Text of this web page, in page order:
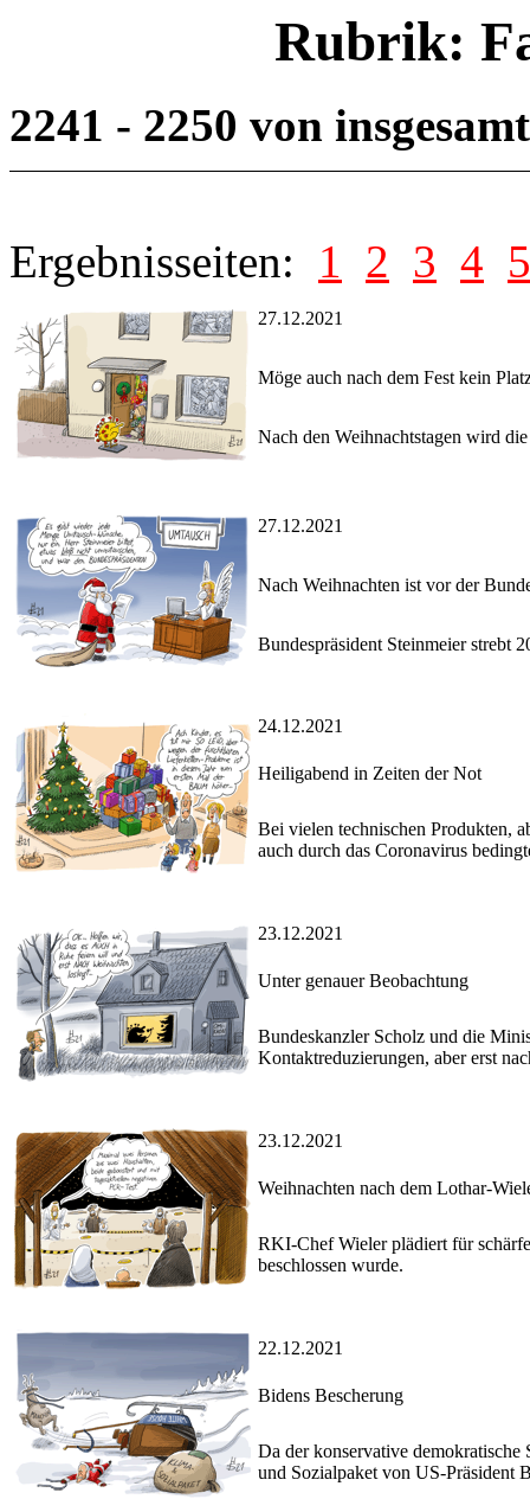
Rubrik:
2241 - 2250 von
Ergebnisseiten: 1 2 3 4 5
27.12.2021
Möge auch nach dem Fest kein
Nach den Weihnachtstagen wird
27.12.2021
Nach Weihnachten ist vor der
Bundespräsident Steinmeier strebt
24.12.2021
Heiligabend in Zeiten der Not
Bei vielen technischen Produkten,
auch durch das Coronavirus
23.12.2021
Unter genauer Beobachtung
Bundeskanzler Scholz und die
Kontaktreduzierungen, aber erst
23.12.2021
Weihnachten nach dem Lothar-
RKI-Chef Wieler plädiert für
beschlossen wurde.
22.12.2021
Bidens Bescherung
Da der konservative
und Sozialpaket von US-Präsident